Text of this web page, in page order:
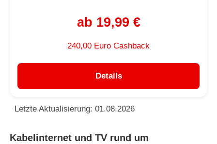
ab 19,99 €
240,00 Euro Cashback
Details
Letzte Aktualisierung: 01.08.2026
Kabelinternet und TV rund um